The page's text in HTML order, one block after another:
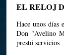
EL RELOJ
Hace unos días
Don "Avelino
prestó servicios